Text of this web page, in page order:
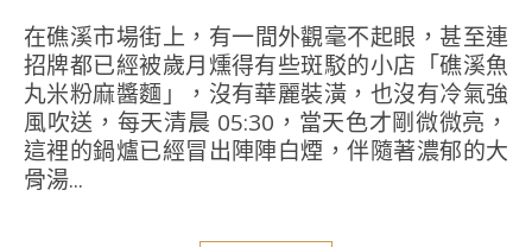
在礁溪市場街上，有一間外觀毫不起眼，甚至連
招牌都已經被歲月燻得有些斑駁的小店「礁溪魚
丸米粉麻醬麵」，沒有華麗裝潢，也沒有冷氣強
風吹送，每天清晨 05:30，當天色才剛微微亮，
這裡的鍋爐已經冒出陣陣白煙，伴隨著濃郁的大
骨湯...